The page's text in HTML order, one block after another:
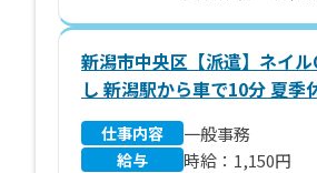
年間休日110日
新潟市中央区【派遣】ネイ
し 新潟駅から車で10分 夏季
仕事内容 一般事務
給与
時給：1,150円